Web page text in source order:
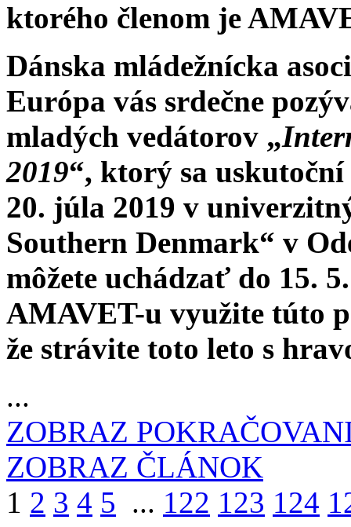
ktorého členom je
Dánska mládežnícka
Európa vás srdečne
mladých vedátorov „
2019“, ktorý sa
20. júla 2019 v
Southern Denmark“ v
môžete uchádzať do 15.
AMAVET-u využite túto
že strávite toto leto s
...
ZOBRAZ
ZOBRAZ ČLÁNOK
1 2 3 4 5 ... 122 123 124